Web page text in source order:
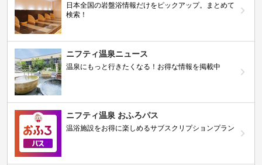
日本全国の岩盤浴情報だけをピックアップ。まとめて
検索！
ニフティ温泉ニュース
温泉にもっと行きたくなる！お得な情報を掲載中
ニフティ温泉 おふろパス
温浴施設をお得に楽しめるサブスクリプションプラン